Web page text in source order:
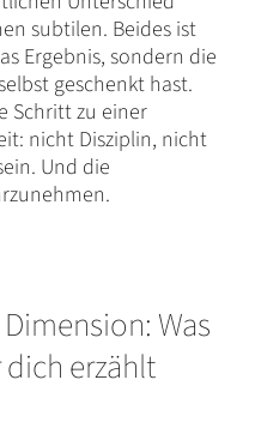
subtilen. Beides ist
Ergebnis, sondern die
geschenkt hast.
Schritt zu einer
nicht Disziplin, nicht
Und die
Was
erzählt